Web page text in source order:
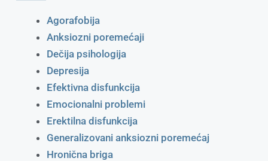
Agorafobija
Anksiozni poremećaji
Dečija psihologija
Depresija
Efektivna disfunkcija
Emocionalni problemi
Erektilna disfunkcija
Generalizovani anksiozni poremećaj
Hronična briga